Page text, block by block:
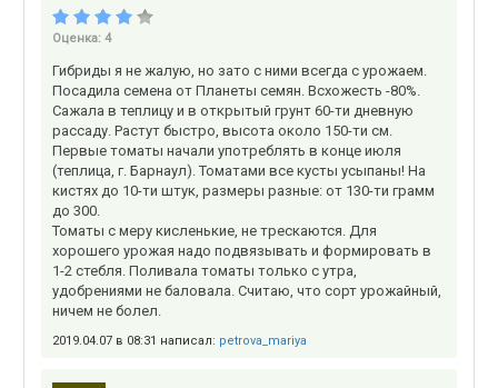
Оценка: 4
Гибриды я не жалую, но зато с ними всегда с урожаем.
Посадила семена от Планеты семян. Всхожесть -80%.
Сажала в теплицу и в открытый грунт 60-ти дневную
рассаду. Растут быстро, высота около 150-ти см.
Первые томаты начали употреблять в конце июля
(теплица, г. Барнаул). Томатами все кусты усыпаны! На
кистях до 10-ти штук, размеры разные: от 130-ти грамм
до 300.
Томаты с меру кисленькие, не трескаются. Для
хорошего урожая надо подвязывать и формировать в
1-2 стебля. Поливала томаты только с утра,
удобрениями не баловала. Считаю, что сорт урожайный,
ничем не болел.
2019.04.07 в 08:31 написал: petrova_mariya